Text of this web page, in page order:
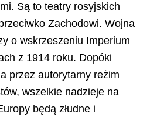
Są to teatry rosyjskich
Zachodowi. Wojna
o wskrzeszeniu Imperium
z 1914 roku. Dopóki
przez autorytarny reżim
wszelkie nadzieje na
będą złudne i